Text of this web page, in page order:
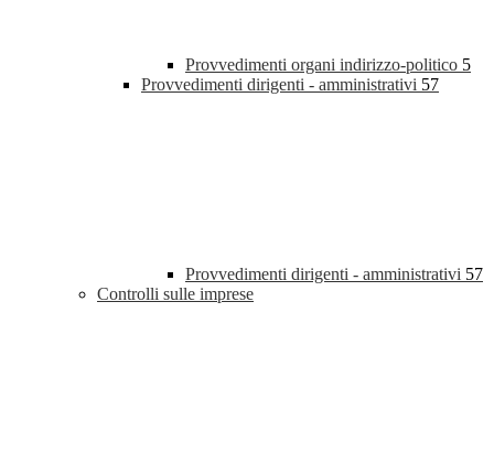
Provvedimenti organi indirizzo-politico 5
Provvedimenti dirigenti - amministrativi 57
Provvedimenti dirigenti - amministrativi 57
Controlli sulle imprese